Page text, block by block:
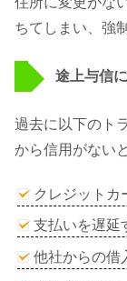
ちてしまい、強
途上与信
過去に以下のト
から信用がない
クレジットカ
支払いを遅延
他社からの借